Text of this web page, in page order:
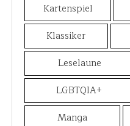
Kartenspiel
Klassiker
Leselaune
LGBTQIA+
Manga